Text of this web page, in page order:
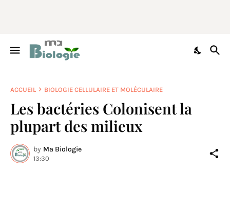
ACCUEIL BIOLOGIE CELLULAIRE ET MOLÉCULAIRE
Les bactéries Colonisent la
plupart des milieux
by Ma Biologie
13:30